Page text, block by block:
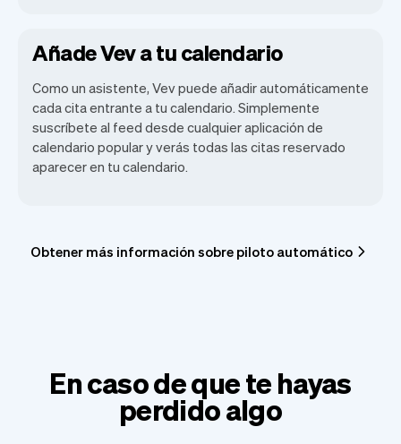
Añade Vev a tu calendario
Como un asistente, Vev puede añadir automáticamente
cada cita entrante a tu calendario. Simplemente
suscríbete al feed desde cualquier aplicación de
calendario popular y verás todas las citas reservado
aparecer en tu calendario.
Obtener más información sobre piloto automático
En caso de que te hayas
perdido algo